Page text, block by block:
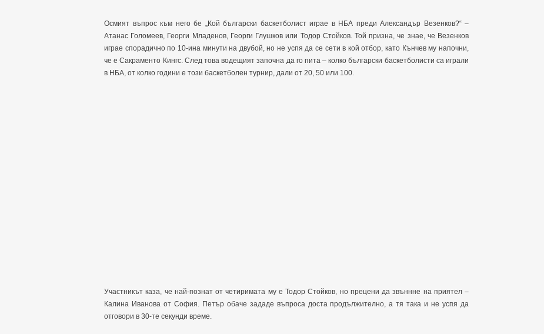
Осмият въпрос към него бе „Кой български баскетболист играе в НБА преди Александър Везенков?“ –
Атанас Голомеев, Георги Младенов, Георги Глушков или Тодор Стойков. Той призна, че знае, че Везенков
играе спорадично по 10-ина минути на двубой, но не успя да се сети в кой отбор, като Кънчев му напочни,
че е Сакраменто Кингс. След това водещият започна да го пита – колко български баскетболисти са играли
в НБА, от колко години е този баскетболен турнир, дали от 20, 50 или 100.
Участникът каза, че най-познат от четиримата му е Тодор Стойков, но прецени да звъннне на приятел –
Калина Иванова от София. Петър обаче зададе въпроса доста продължително, а тя така и не успя да
отговори в 30-те секунди време.